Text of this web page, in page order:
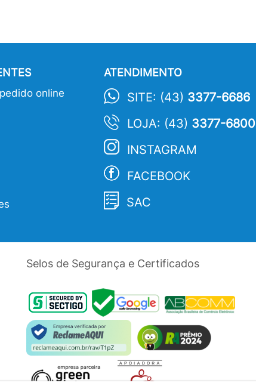
online
ATENDIMENTO
SITE: (43) 3377-6686
LOJA: (43) 3377-6800
INSTAGRAM
FACEBOOK
SAC
Selos de Segurança e Certificados